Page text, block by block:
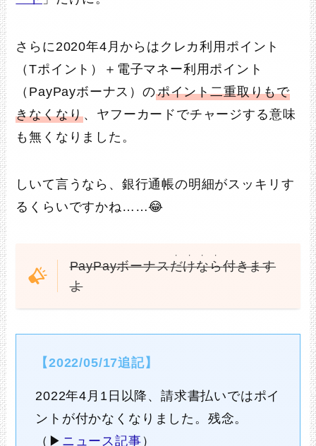
さらに2020年4月からはクレカ利用ポイント
（Tポイント）＋電子マネー利用ポイント
（PayPayボーナス）のポイント二重取りもで
きなくなり、ヤフーカードでチャージする意味
も無くなりました。
しいて言うなら、銀行通帳の明細がスッキリす
るくらいですかね……😂
PayPayボーナスだけなら
・・・・
付きます
よ
【2022/05/17追記】
2022年4月1日以降、請求書払いではポイ
ントが付かなくなりました。残念。
（▶ ニュース記事 ）